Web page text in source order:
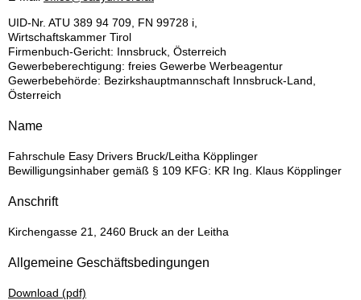
UID-Nr. ATU 389 94 709, FN 99728 i,
Wirtschaftskammer Tirol
Firmenbuch-Gericht: Innsbruck, Österreich
Gewerbeberechtigung: freies Gewerbe Werbeagentur
Gewerbebehörde: Bezirkshauptmannschaft Innsbruck-Land,
Österreich
Name
Fahrschule Easy Drivers Bruck/Leitha Köpplinger
Bewilligungsinhaber gemäß § 109 KFG: KR Ing. Klaus Köpplinger
Anschrift
Kirchengasse 21, 2460 Bruck an der Leitha
Allgemeine Geschäftsbedingungen
Download (pdf)